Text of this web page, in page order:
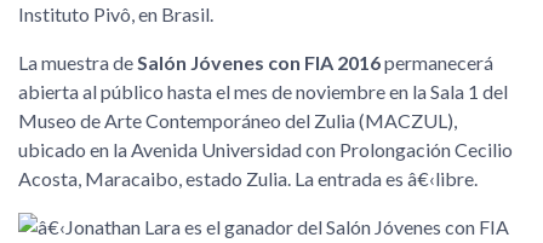
Instituto Pivô, en Brasil.
La muestra de Salón Jóvenes con FIA 2016permanecerá
abierta al público hasta el mes de noviembre en la Sala 1 del
Museo de Arte Contemporáneo del Zulia (MACZUL),
ubicado en la Avenida Universidad con Prolongación Cecilio
Acosta, Maracaibo, estado Zulia. La entrada es â€‹libre.